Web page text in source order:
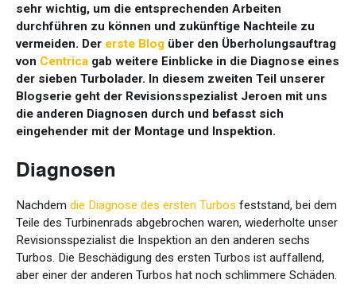
sehr wichtig, um die entsprechenden Arbeiten
durchführen zu können und zukünftige Nachteile zu
vermeiden. Der erste Blog über den Überholungsauftrag
von Centrica gab weitere Einblicke in die Diagnose eines
der sieben Turbolader. In diesem zweiten Teil unserer
Blogserie geht der Revisionsspezialist Jeroen mit uns
die anderen Diagnosen durch und befasst sich
eingehender mit der Montage und Inspektion.
Diagnosen
Nachdem die Diagnose des ersten Turbos feststand, bei dem
Teile des Turbinenrads abgebrochen waren, wiederholte unser
Revisionsspezialist die Inspektion an den anderen sechs
Turbos. Die Beschädigung des ersten Turbos ist auffallend,
aber einer der anderen Turbos hat noch schlimmere Schäden.